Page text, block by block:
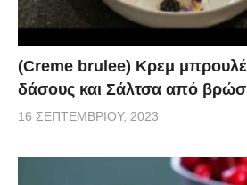
(Creme brulee) Κρεμ
δάσους και Σάλτσα από
16 ΣΕΠΤΕΜΒΡΊΟΥ, 2023